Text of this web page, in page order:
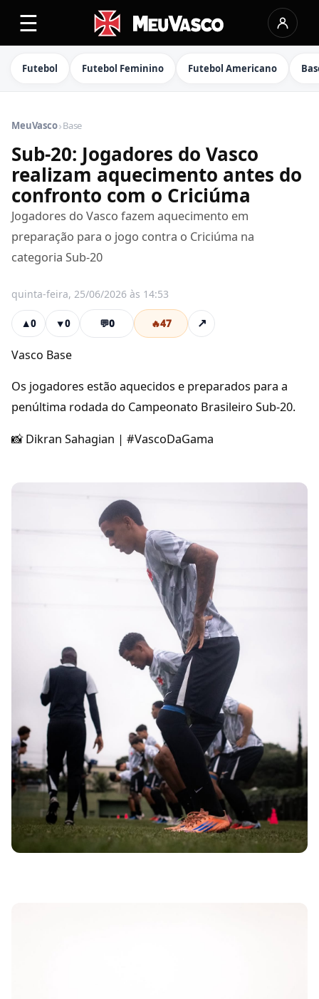
☰
Futebol Futebol Feminino Futebol Americano
MeuVasco›Base
Sub-20: Jogadores do Vasco
realizam aquecimento antes do
confronto com o Criciúma
Jogadores do Vasco fazem aquecimento em
preparação para o jogo contra o Criciúma na
categoria Sub-20
quinta-feira, 25/06/2026 às 14:53
▲0 ▼0 💬0 🔥47 ↗
Vasco Base
Os jogadores estão aquecidos e preparados para a
penúltima rodada do Campeonato Brasileiro Sub-20.
📸 Dikran Sahagian | #VascoDaGama